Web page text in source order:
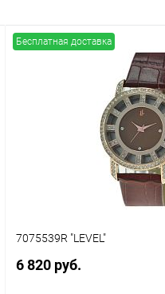
Бесплатная доставка
7075539R "LEVEL"
6 820 руб.